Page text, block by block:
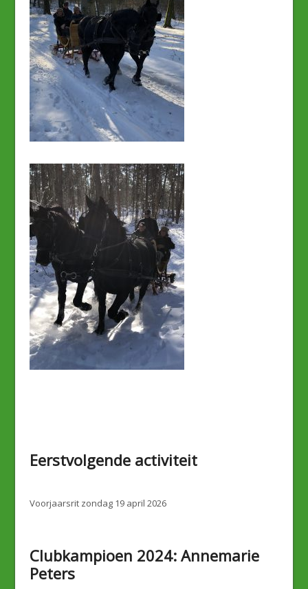
Eerstvolgende activiteit
Voorjaarsrit zondag 19 april 2026
Clubkampioen 2024: Annemarie
Peters